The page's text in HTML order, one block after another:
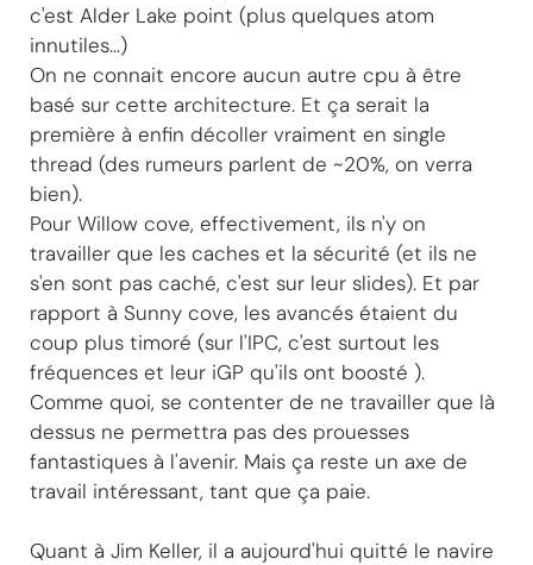
c'est Alder Lake point (plus quelques atom
innutiles...)
On ne connait encore aucun autre cpu à être
basé sur cette architecture. Et ça serait la
première à enfin décoller vraiment en single
thread (des rumeurs parlent de ~20%, on verra
bien).
Pour Willow cove, effectivement, ils n'y on
travailler que les caches et la sécurité (et ils ne
s'en sont pas caché, c'est sur leur slides). Et par
rapport à Sunny cove, les avancés étaient du
coup plus timoré (sur l'IPC, c'est surtout les
fréquences et leur iGP qu'ils ont boosté ).
Comme quoi, se contenter de ne travailler que là
dessus ne permettra pas des prouesses
fantastiques à l'avenir. Mais ça reste un axe de
travail intéressant, tant que ça paie.
Quant à Jim Keller, il a aujourd'hui quitté le navire